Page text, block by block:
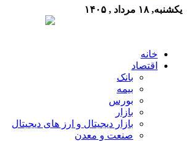
یکشنبه, ۱۸ مرداد , ۱۴۰۵
خانه
اقتصاد
بانک
بیمه
بورس
بازار
بازار دیجیتال و ارز های دیجیتال
صنعت و معدن